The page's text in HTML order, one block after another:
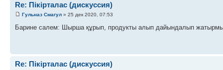
Re: Пікірталас (дискуссия)
Гульназ Смагул » 25 дек 2020, 07:53
Барине салем: Шырша құрып, продукты алып дайындалып
Re: Пікірталас (дискуссия)